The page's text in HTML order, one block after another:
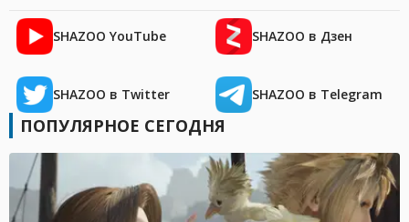
SHAZOO YouTube SHAZOO в Дзен
SHAZOO в Twitter SHAZOO в Telegram
ПОПУЛЯРНОЕ СЕГОДНЯ